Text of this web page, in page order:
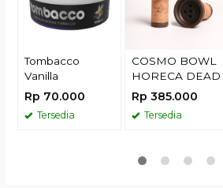
Tombacco
Vanilla
Rp 70.000
Tersedia
COSMO BOWL
HORECA DEAD
Rp 385.000
Tersedia